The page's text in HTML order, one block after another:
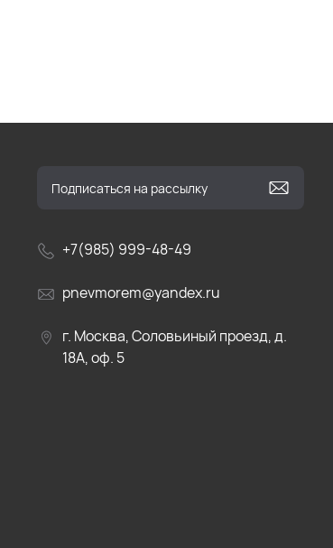
+7(985) 999-48-49
pnevmorem@yandex.ru
г. Москва, Соловьиный проезд, д.
18А, оф. 5